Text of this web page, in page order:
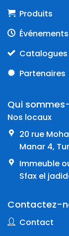
Produits
Événements
Catalogues
Partenaires
Qui
Nos locaux
20 rue
Manar 4,
Immeuble
Sfax el
Contactez-
Contact